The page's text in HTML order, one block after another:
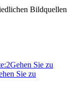
Bildquellen
2Gehen Sie zu
Sie zu